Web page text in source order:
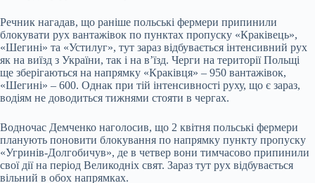
Речник нагадав, що раніше польські фермери припинили
блокувати рух вантажівок по пунктах пропуску «Краківець»,
«Шегині» та «Устилуг», тут зараз відбувається інтенсивний рух
як на виїзд з України, так і на в’їзд. Черги на території Польщі
ще зберігаються на напрямку «Краківця» – 950 вантажівок,
«Шегині» – 600. Однак при тій інтенсивності руху, що є зараз,
водіям не доводиться тижнями стояти в чергах.
Водночас Демченко наголосив, що 2 квітня польські фермери
планують поновити блокування по напрямку пункту пропуску
«Угринів-Долгобичув», де в четвер вони тимчасово припинили
свої дії на період Великодніх свят. Зараз тут рух відбувається
вільний в обох напрямках.